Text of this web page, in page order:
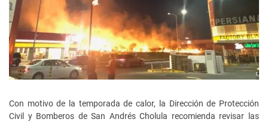
Con motivo de la temporada de calor, la Dirección de Protección
Civil y Bomberos de San Andrés Cholula recomienda revisar las